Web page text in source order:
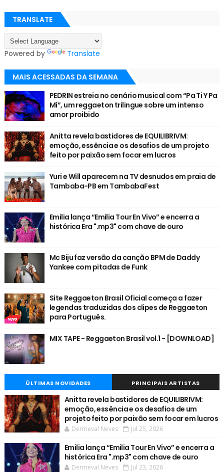
TRANSLATE
Powered by Translate
MAIS ACESSADAS DA SEMANA
PEDRIN estreia no cenário musical com “Pa Ti Y Pa
Mí”, um reggaeton trilingue sobre um intenso
amor proibido
Anitta revela bastidores de EQUILIBRIVM:
emoção, essência e os desafios de um projeto
feito por paixão sem focar em lucros
Yuri e Will aparecem na TV desnudos em praia de
Tambaba-PB em TambabaFest
Emilia lança “Emilia Tour En Vivo” e encerra a
histórica Era ".mp3" com chave de ouro
Mc Biju faz versão da canção BPM de Daddy
Yankee com pitadas de Funk
Site Reggaeton Brasil Oficial começa a fazer
legendas traduzidas dos clipes de Reggaeton
para Português.
MIX TAPE - Reggaeton Brasil vol.1 - [DOWNLOAD]
ÚLTIMAS NOVIDADES PRINCIPAIS ARTISTAS
Anitta revela bastidores de EQUILIBRIVM:
emoção, essência e os desafios de um
projeto feito por paixão sem focar em lucros
Dermeval Neves Jul 25, 2026
Emilia lança “Emilia Tour En Vivo” e encerra a
histórica Era ".mp3" com chave de ouro
Dermeval Neves Jul 23, 2026